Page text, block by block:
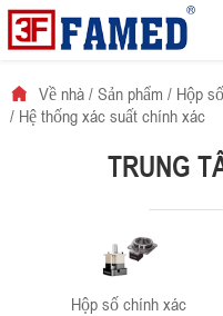
Về
phẩm
Download
Về nhà/ Sản phẩm / Hộp
/ Hệ thống xác suất chính xác
TRUNG
Hộp số chính xác